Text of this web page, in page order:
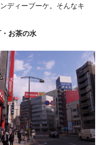
ディーブーケ。そんなキ
お茶の水